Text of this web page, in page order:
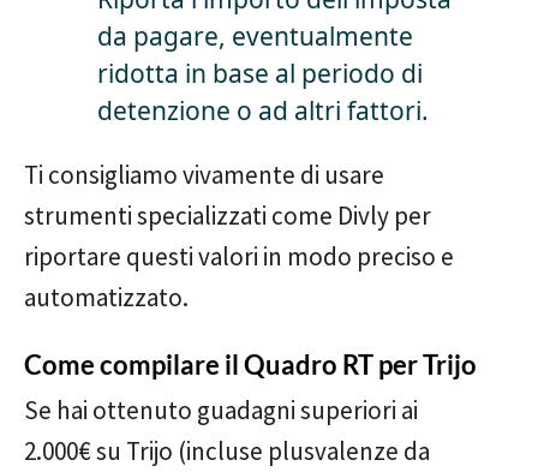
da pagare, eventualmente
ridotta in base al periodo di
detenzione o ad altri fattori.
Ti consigliamo vivamente di usare
strumenti specializzati come Divly per
riportare questi valori in modo preciso e
automatizzato.
Come compilare il Quadro RT per Trijo
Se hai ottenuto guadagni superiori ai
2.000€ su Trijo (incluse plusvalenze da